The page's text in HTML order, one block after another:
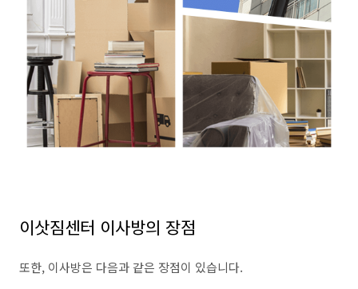
이삿짐센터 이사방의 장점
또한, 이사방은 다음과 같은 장점이 있습니다.